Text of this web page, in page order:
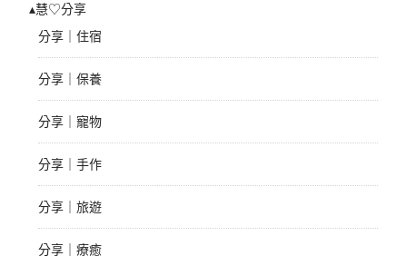
▴慧♡分享
分享｜住宿
分享｜保養
分享｜寵物
分享｜手作
分享｜旅遊
分享｜療癒